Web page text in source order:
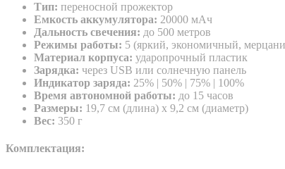
Тип: переносной прожектор
Емкость аккумулятора: 20000 мАч
Дальность свечения: до 500 метров
Режимы работы: 5 (яркий, экономичный,
Материал корпуса: ударопрочный пластик
Зарядка: через USB или солнечную панель
Индикатор заряда: 25% | 50% | 75% | 100%
Время автономной работы: до 15 часов
Размеры: 19,7 см (длина) x 9,2 см (диаметр)
Вес: 350 г
Комплектация: